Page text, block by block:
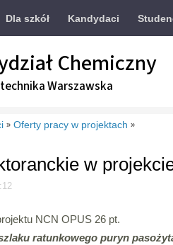
Dla szkół Kandydaci
Chemiczny
Warszawska
» Oferty pracy w projektach »
w
NCN OPUS 26 pt.
ratunkowego puryn